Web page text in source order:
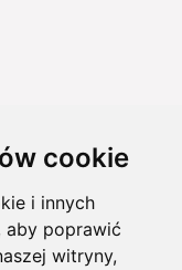
cookie
i innych
aby poprawić
witryny,